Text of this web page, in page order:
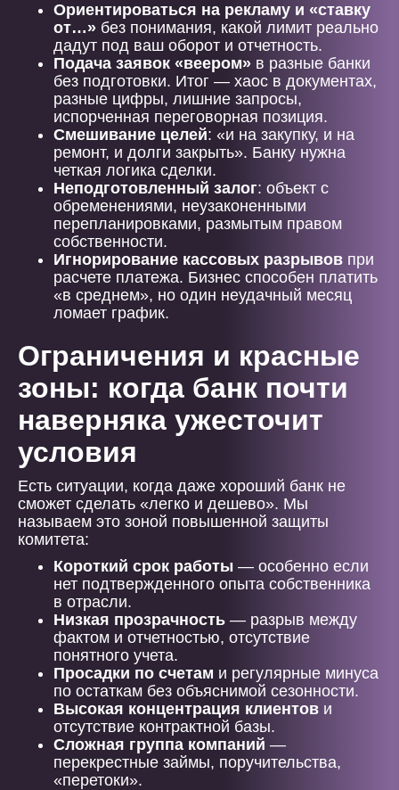
Ориентироваться на рекламу и «ставку
от…» без понимания, какой лимит реально
дадут под ваш оборот и отчетность.
Подача заявок «веером» в разные банки
без подготовки. Итог — хаос в документах,
разные цифры, лишние запросы,
испорченная переговорная позиция.
Смешивание целей: «и на закупку, и на
ремонт, и долги закрыть». Банку нужна
четкая логика сделки.
Неподготовленный залог: объект с
обременениями, неузаконенными
перепланировками, размытым правом
собственности.
Игнорирование кассовых разрывов при
расчете платежа. Бизнес способен платить
«в среднем», но один неудачный месяц
ломает график.
Ограничения и красные
зоны: когда банк почти
наверняка ужесточит
условия
Есть ситуации, когда даже хороший банк не
сможет сделать «легко и дешево». Мы
называем это зоной повышенной защиты
комитета:
Короткий срок работы — особенно если
нет подтвержденного опыта собственника
в отрасли.
Низкая прозрачность — разрыв между
фактом и отчетностью, отсутствие
понятного учета.
Просадки по счетам и регулярные минуса
по остаткам без объяснимой сезонности.
Высокая концентрация клиентов и
отсутствие контрактной базы.
Сложная группа компаний —
перекрестные займы, поручительства,
«перетоки».